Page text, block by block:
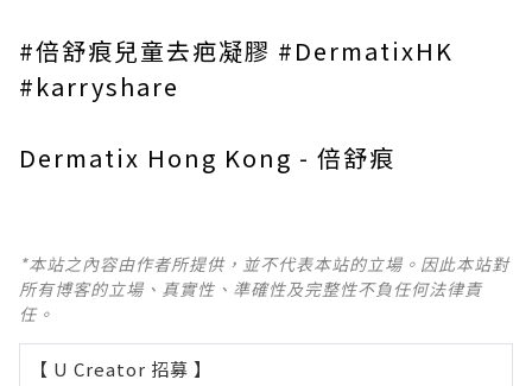
#倍舒痕兒童去疤凝膠 #DermatixHK
#karryshare
Dermatix Hong Kong - 倍舒痕
*本站之內容由作者所提供，並不代表本站的立場。因此本站對
所有博客的立場、真實性、準確性及完整性不負任何法律責
任。
【 U Creator 招募 】